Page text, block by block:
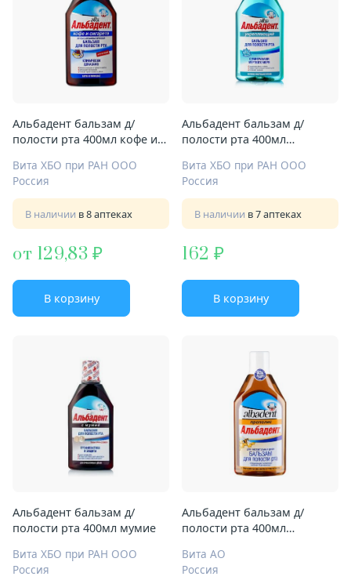
Альбадент бальзам д/
полости рта 400мл кофе и
Вита ХБО при РАН ООО
Россия
В наличии в 8 аптеках
от 129,83
В корзину
Альбадент бальзам д/
полости рта 400мл
Вита ХБО при РАН ООО
Россия
В наличии в 7 аптеках
162
В корзину
Альбадент бальзам д/
полости рта 400мл мумие
Вита ХБО при РАН ООО
Россия
Альбадент бальзам д/
полости рта 400мл
Вита АО
Россия